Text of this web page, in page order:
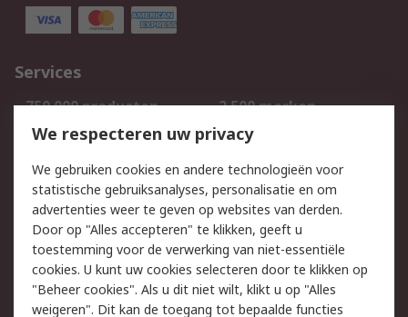
Services
750.000 producten
2.500 merken
Bestellen
Inkoopoplossingen
Track & Trace
Wettelijk
Cookiebeleid
Email veiligheid
Privacybeleid
Websitevoorwaarden
We respecteren uw privacy
We gebruiken cookies en andere technologieën voor
statistische gebruiksanalyses, personalisatie en om
advertenties weer te geven op websites van derden.
Door op "Alles accepteren" te klikken, geeft u
toestemming voor de verwerking van niet-essentiële
cookies. U kunt uw cookies selecteren door te klikken op
"Beheer cookies". Als u dit niet wilt, klikt u op "Alles
weigeren". Dit kan de toegang tot bepaalde functies